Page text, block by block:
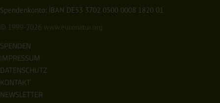
Spendenkonto: IBAN DE53 3702 0500 0008 1820 01
© 1999-2026 www.euronatur.org
SPENDEN
IMPRESSUM
DATENSCHUTZ
KONTAKT
NEWSLETTER